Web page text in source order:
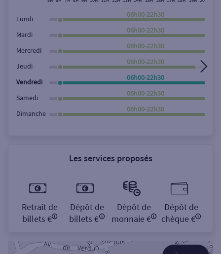
Rechercher
Lundi
06h00-22h30
Mardi
06h00-22h30
Mercredi
06h00-22h30
Jeudi
06h00-22h30
Vendredi
06h00-22h30
Samedi
06h00-22h30
Dimanche
06h00-22h30
Les services proposés
Retrait de
billets €
Dépôt de
billets €
Dépôt de
monnaie €
Dépôt de
chèque €